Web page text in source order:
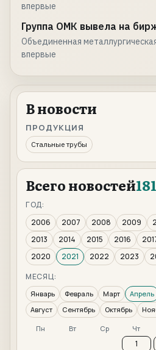
впервые
Группа ОМК вывела на
Объединенная
впервые
В новости
ПРОДУКЦИЯ
Стальные трубы
Всего новостей
ГОД:
2006
2007 2008 2009
2013
2014 2015 2016
2020
2021 2022 2023
МЕСЯЦ:
Январь Февраль Март Апрель
Август
Сентябрь Октябрь
Пн Вт Ср Чт
1